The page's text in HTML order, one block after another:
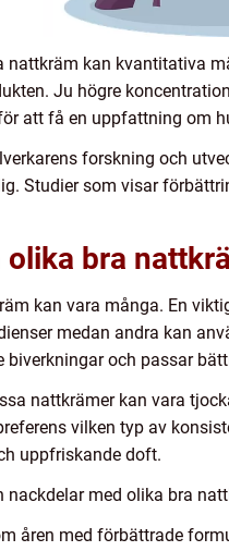
nattkräm kan kvantitativa
Ju högre
att få en uppfattning om
forskning och
Studier som visar
bra
kan vara många. En
medan andra kan
och passar
nattkrämer kan vara
vilken typ av
uppfriskande doft.
nackdelar med olika bra
åren med förbättrade